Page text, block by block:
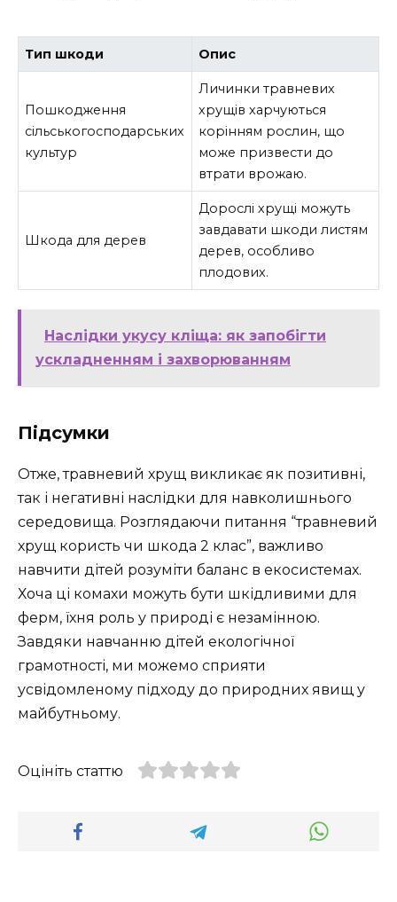
Тип шкоди Опис
Пошкодження
сільськогосподарських
культур
Личинки травневих
хрущів харчуються
корінням рослин, що
може призвести до
втрати врожаю.
Шкода для дерев
Дорослі хрущі можуть
завдавати шкоди листям
дерев, особливо
плодових.
Наслідки укусу кліща: як запобігти
ускладненням і захворюванням
Підсумки
Отже, травневий хрущ викликає як позитивні,
так і негативні наслідки для навколишнього
середовища. Розглядаючи питання “травневий
хрущ користь чи шкода 2 клас”, важливо
навчити дітей розуміти баланс в екосистемах.
Хоча ці комахи можуть бути шкідливими для
ферм, їхня роль у природі є незамінною.
Завдяки навчанню дітей екологічної
грамотності, ми можемо сприяти
усвідомленому підходу до природних явищ у
майбутньому.
Оцініть статтю